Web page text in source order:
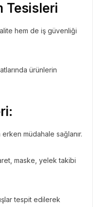
Tesisleri
hem de iş güvenliği
ürünlerin
müdahale sağlanır.
maske, yelek takibi
tespit edilerek